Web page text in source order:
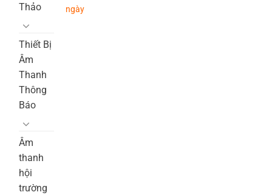
Thảo
Thiết Bị
Âm
Thanh
Thông
Báo
Âm
thanh
hội
trường
ngày